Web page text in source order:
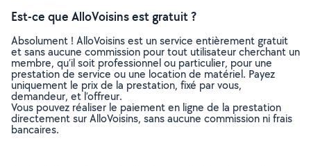
Est-ce que AlloVoisins est gratuit ?
Absolument ! AlloVoisins est un service entièrement gratuit
et sans aucune commission pour tout utilisateur cherchant un
membre, qu’il soit professionnel ou particulier, pour une
prestation de service ou une location de matériel. Payez
uniquement le prix de la prestation, fixé par vous,
demandeur, et l’offreur.
Vous pouvez réaliser le paiement en ligne de la prestation
directement sur AlloVoisins, sans aucune commission ni frais
bancaires.